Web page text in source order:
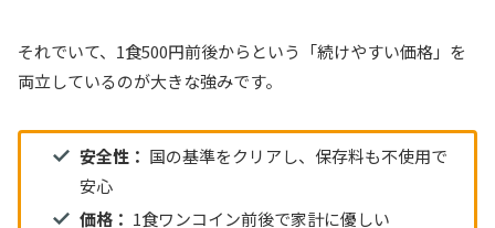
それでいて、1食500円前後からという「続けやすい価格」を
両立しているのが大きな強みです。
安全性： 国の基準をクリアし、保存料も不使用で
安心
価格： 1食ワンコイン前後で家計に優しい